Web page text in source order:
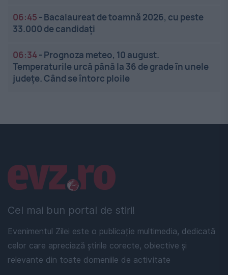
06:45 - Bacalaureat de toamnă 2026, cu peste
33.000 de candidați
06:34- Prognoza meteo, 10 august.
Temperaturile urcă până la 36 de grade în unele
județe. Când se întorc ploile
Cel mai bun portal de stiri!
Evenimentul Zilei este o publicație multimedia, dedicată
celor care apreciază știrile corecte, obiective și
relevante din toate domeniile de activitate
Linkuri utile